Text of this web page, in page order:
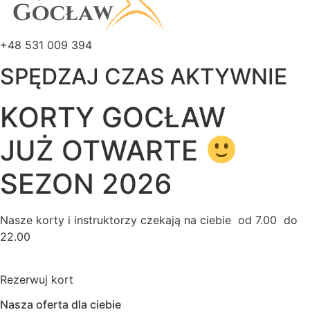
+48 531 009 394
SPĘDZAJ CZAS AKTYWNIE
KORTY GOCŁAW
JUŻ OTWARTE
SEZON 2026
Nasze korty i instruktorzy czekają na ciebie od 7.00 do
22.00
Rezerwuj kort
Nasza oferta dla ciebie